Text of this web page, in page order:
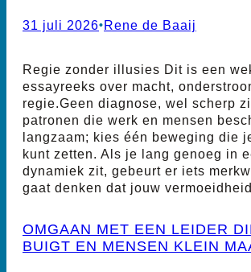
31 juli 2026•Rene de Baaij
Regie zonder illusies Dit is een
essayreeks over macht,
regie.Geen diagnose, wel scherp
patronen die werk en mensen
langzaam; kies één beweging die
kunt zetten. Als je lang genoeg in
dynamiek zit, gebeurt er iets
gaat denken dat jouw
OMGAAN MET EEN LEIDER
BUIGT EN MENSEN KLEIN